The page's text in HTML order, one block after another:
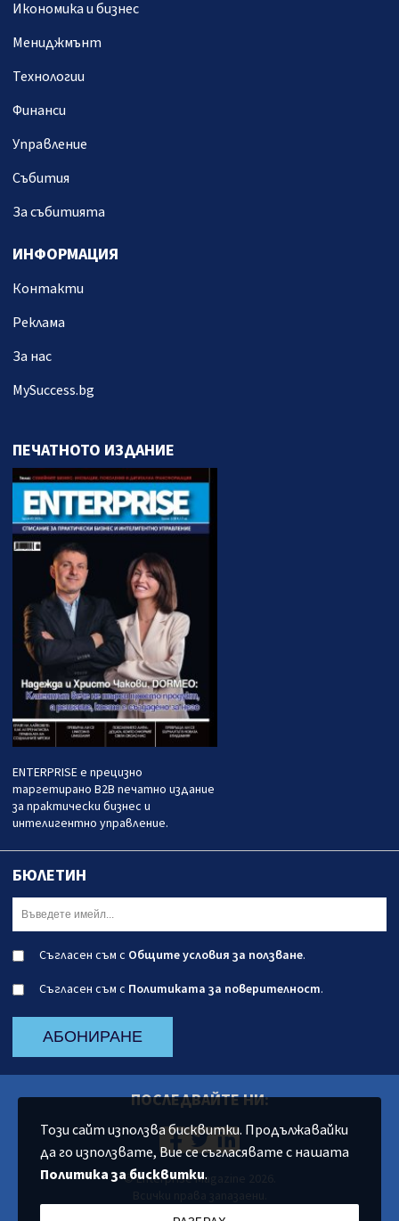
Икономика и бизнес
Мениджмънт
Технологии
Финанси
Управление
Събития
За събитията
ИНФОРМАЦИЯ
Контакти
Реклама
За нас
MySuccess.bg
ПЕЧАТНОТО ИЗДАНИЕ
ENTERPRISE е прецизно
таргетирано B2B печатно издание
за практически бизнес и
интелигентно управление.
БЮЛЕТИН
Съгласен съм с Общите условия за ползване.
Съгласен съм с Политиката за поверителност.
АБОНИРАНЕ
ПОСЛЕДВАЙТЕ НИ:
© Enterprise Magazine 2026.
Този сайт използва бисквитки. Продължавайки
да го използвате, Вие се съгласявате с нашата
Политика за бисквитки.